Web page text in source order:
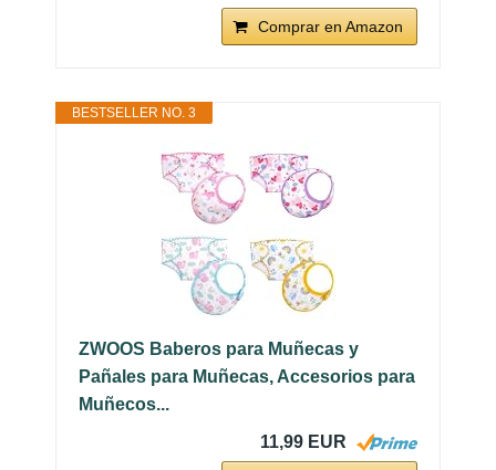
Comprar en Amazon
BESTSELLER NO. 3
ZWOOS Baberos para Muñecas y
Pañales para Muñecas, Accesorios para
Muñecos...
11,99 EUR